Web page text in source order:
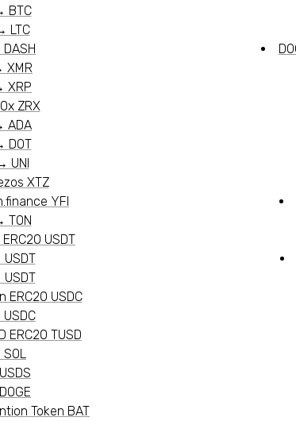
BTC
LTC
DASH
XMR
XRP
0x ZRX
ADA
DOT
UNI
XTZ
YFI
TON
USDT
USDT
USDT
ERC20 USDC
USDC
ERC20 TUSD
SOL
USDS
DOGE
Token BAT